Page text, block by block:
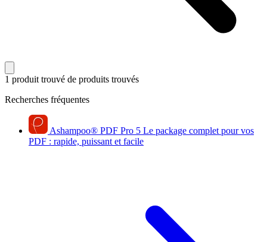
1 produit trouvé de produits trouvés
Recherches fréquentes
Ashampoo® PDF Pro 5 Le package complet pour vos
PDF : rapide, puissant et facile